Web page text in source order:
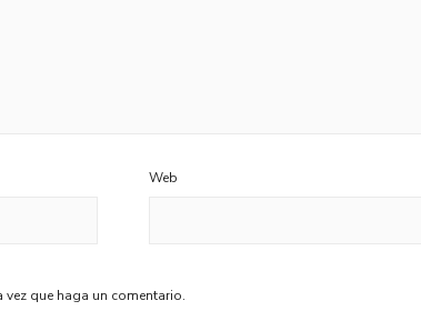
Web
que haga un comentario.